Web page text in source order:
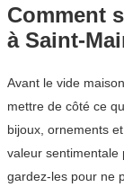
Comment
à Saint-
Avant le vide
mettre de côté ce
bijoux, ornements
valeur sentimentale
gardez-les pour ne